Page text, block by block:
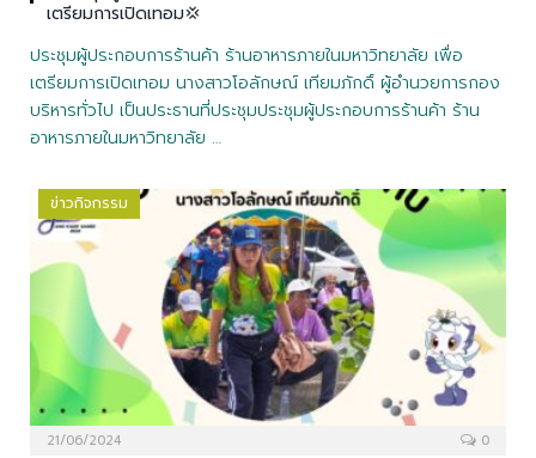
เตรียมการเปิดเทอม💢
ประชุมผู้ประกอบการร้านค้า ร้านอาหารภายในมหาวิทยาลัย เพื่อ
เตรียมการเปิดเทอม นางสาวโอลักษณ์ เทียมภักดิ์ ผู้อำนวยการกอง
บริหารทั่วไป เป็นประธานที่ประชุมประชุมผู้ประกอบการร้านค้า ร้าน
อาหารภายในมหาวิทยาลัย …
ข่าวกิจกรรม
21/06/2024 0